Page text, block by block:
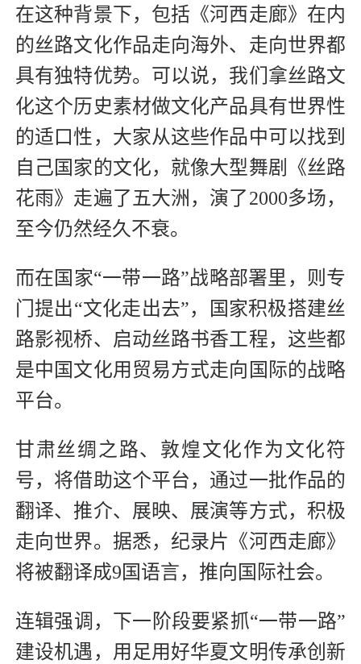
在这种背景下，包括《河西走廊》在内
的丝路文化作品走向海外、走向世界都
具有独特优势。可以说，我们拿丝路文
化这个历史素材做文化产品具有世界性
的适口性，大家从这些作品中可以找到
自己国家的文化，就像大型舞剧《丝路
花雨》走遍了五大洲，演了2000多场，
至今仍然经久不衰。
而在国家“一带一路”战略部署里，则专
门提出“文化走出去”，国家积极搭建丝
路影视桥、启动丝路书香工程，这些都
是中国文化用贸易方式走向国际的战略
平台。
甘肃丝绸之路、敦煌文化作为文化符
号，将借助这个平台，通过一批作品的
翻译、推介、展映、展演等方式，积极
走向世界。据悉，纪录片《河西走廊》
将被翻译成9国语言，推向国际社会。
连辑强调，下一阶段要紧抓“一带一路”
建设机遇，用足用好华夏文明传承创新